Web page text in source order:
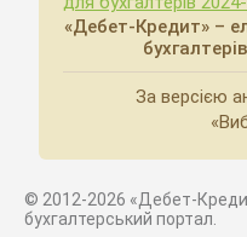
«Дебет-Кредит» –
За версією
© 2012-2026 «Дебет-
бухгалтерський портал.